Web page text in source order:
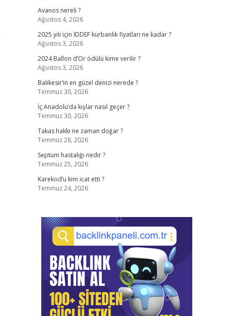
Avanos nereli ?
Ağustos 4, 2026
2025 yılı için İDDEF kurbanlık fiyatları ne kadar ?
Ağustos 3, 2026
2024 Ballon d’Or ödülü kime verilir ?
Ağustos 3, 2026
Balıkesir’in en güzel denizi nerede ?
Temmuz 30, 2026
İç Anadolu’da kışlar nasıl geçer ?
Temmuz 30, 2026
Takas hakkı ne zaman doğar ?
Temmuz 28, 2026
Septum hastalığı nedir ?
Temmuz 25, 2026
Karekod’u kim icat etti ?
Temmuz 24, 2026